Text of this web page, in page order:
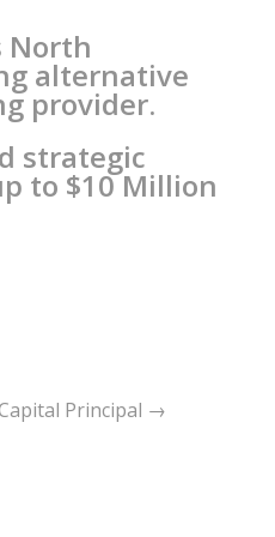
North
alternative
provider.
strategic
to $10 Million
Principal →